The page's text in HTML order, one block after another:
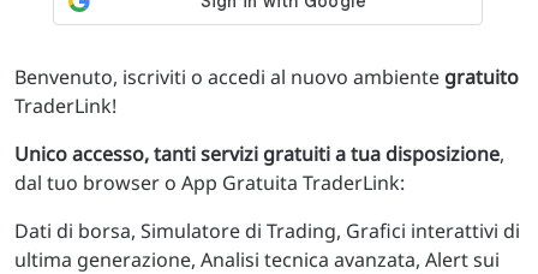
Benvenuto, iscriviti o accedi al nuovo ambiente gratuito
TraderLink!
Unico accesso, tanti servizi gratuiti a tua disposizione,
dal tuo browser o App Gratuita TraderLink:
Dati di borsa, Simulatore di Trading, Grafici interattivi di
ultima generazione, Analisi tecnica avanzata, Alert sui